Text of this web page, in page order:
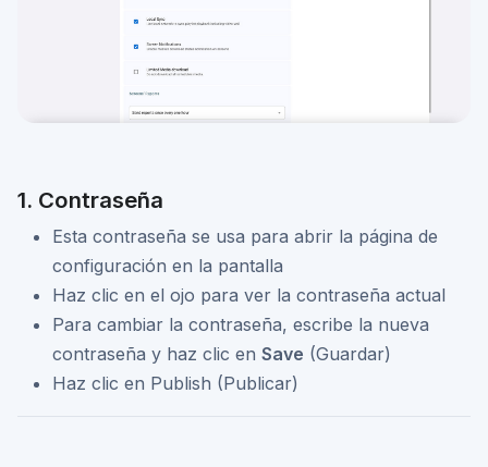
1. Contraseña
Esta contraseña se usa para abrir la página de
configuración en la pantalla
Haz clic en el ojo para ver la contraseña actual
Para cambiar la contraseña, escribe la nueva
contraseña y haz clic en Save (Guardar)
Haz clic en Publish (Publicar)